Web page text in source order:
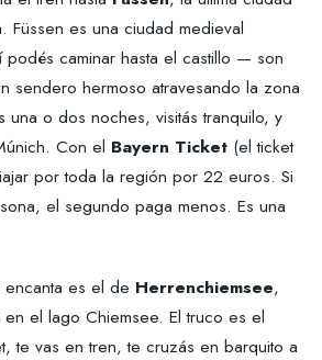
Füssen es una ciudad medieval
caminar hasta el castillo — son
sendero hermoso atravesando la zona
una o dos noches, visitás tranquilo, y
Con el Bayern Ticket (el ticket
por toda la región por 22 euros. Si
el segundo paga menos. Es una
es el de Herrenchiemsee,
el lago Chiemsee. El truco es el
te vas en tren, te cruzás en barquito a